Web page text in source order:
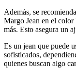
Además, se
Margo Jean en el
más. Esto asegura un
Es un jean que puede
sofisticados,
quienes buscan algo